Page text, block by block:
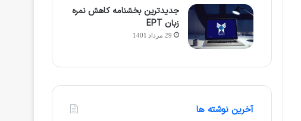
جدیدترین بخشنامه کاهش نمره
زبان EPT
29 مرداد 1401
آخرین نوشته ها